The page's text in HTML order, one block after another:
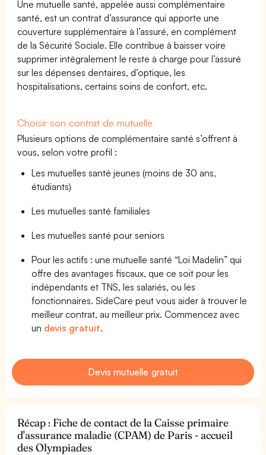
Une mutuelle santé, appelée aussi complémentaire
santé, est un contrat d’assurance qui apporte une
couverture supplémentaire à l’assuré, en complément
de la Sécurité Sociale. Elle contribue à baisser voire
supprimer intégralement le reste à charge pour l’assuré
sur les dépenses dentaires, d’optique, les
hospitalisations, certains soins de confort, etc.
Choisir son contrat de mutuelle
Plusieurs options de complémentaire santé s’offrent à
vous, selon votre profil :
Les mutuelles santé jeunes (moins de 30 ans,
étudiants)
Les mutuelles santé familiales
Les mutuelles santé pour seniors
Pour les actifs : une mutuelle santé “Loi Madelin” qui
offre des avantages fiscaux, que ce soit pour les
indépendants et TNS, les salariés, ou les
fonctionnaires. SideCare peut vous aider à trouver le
meilleur contrat, au meilleur prix. Commencez avec
un devis gratuit.
Devis mutuelle gratuit
Récap : Fiche de contact de la Caisse primaire
d'assurance maladie (CPAM) de Paris - accueil
des Olympiades